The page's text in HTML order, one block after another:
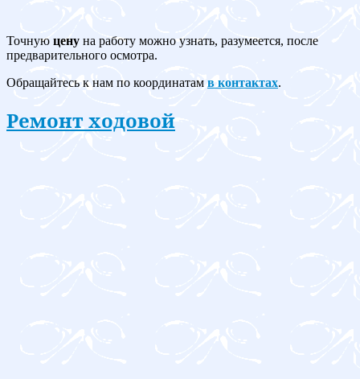
Точную цену на работу можно узнать, разумеется, после
предварительного осмотра.
Обращайтесь к нам по координатам в контактах.
Ремонт ходовой